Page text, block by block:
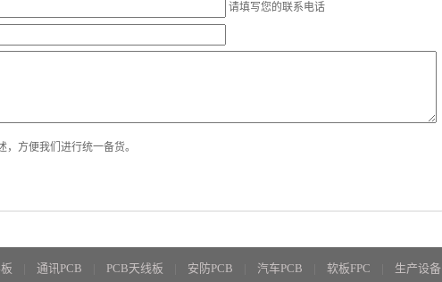
请填写您的联系电话
，方便我们进行统一备货。
通讯PCB PCB天线板 安防PCB 汽车PCB 软板FPC 生产设备